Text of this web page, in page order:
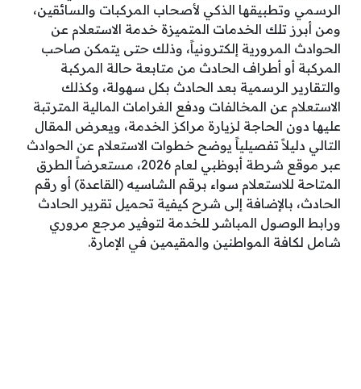
الرسمي وتطبيقها الذكي لأصحاب المركبات والسائقين،
ومن أبرز تلك الخدمات المتميزة خدمة الاستعلام عن
الحوادث المرورية إلكترونياً، وذلك حتى يتمكن صاحب
المركبة أو أطراف الحادث من متابعة حالة المركبة
والتقارير الرسمية بعد الحادث بكل سهولة، وكذلك
الاستعلام عن المخالفات ودفع الغرامات المالية المترتبة
عليها دون الحاجة لزيارة مراكز الخدمة، ويعرض المقال
التالي دليلاً تفصيلياً يوضح خطوات الاستعلام عن الحوادث
عبر موقع شرطة أبوظبي لعام 2026، مستعرضاً الطرق
المتاحة للاستعلام سواء برقم الشاسيه (القاعدة) أو رقم
الحادث، بالإضافة إلى شرح كيفية تحميل تقرير الحادث
ورابط الوصول المباشر للخدمة لتوفير مرجع مروري
شامل لكافة المواطنين والمقيمين في الإمارة.